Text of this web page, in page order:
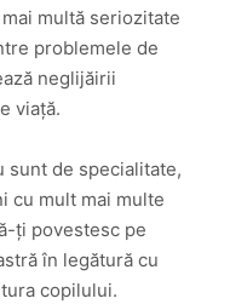
multă seriozitate
problemele de
neglijăirii
viață.
sunt de specialitate,
cu mult mai multe
ți povestesc pe
în legătură cu
copilului.